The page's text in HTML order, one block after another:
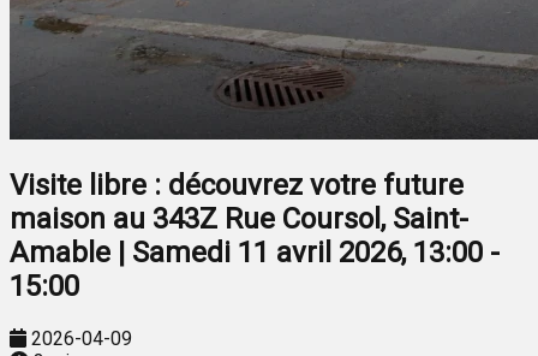
Visite libre : découvrez votre future
maison au 343Z Rue Coursol, Saint-
Amable | Samedi 11 avril 2026, 13:00 -
15:00
2026-04-09